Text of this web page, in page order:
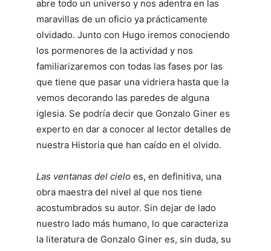
abre todo un universo y nos adentra en las
maravillas de un oficio ya prácticamente
olvidado. Junto con Hugo iremos conociendo
los pormenores de la actividad y nos
familiarizaremos con todas las fases por las
que tiene que pasar una vidriera hasta que la
vemos decorando las paredes de alguna
iglesia. Se podría decir que Gonzalo Giner es
experto en dar a conocer al lector detalles de
nuestra Historia que han caído en el olvido.
Las ventanas del cielo es, en definitiva, una
obra maestra del nivel al que nos tiene
acostumbrados su autor. Sin dejar de lado
nuestro lado más humano, lo que caracteriza
la literatura de Gonzalo Giner es, sin duda, su